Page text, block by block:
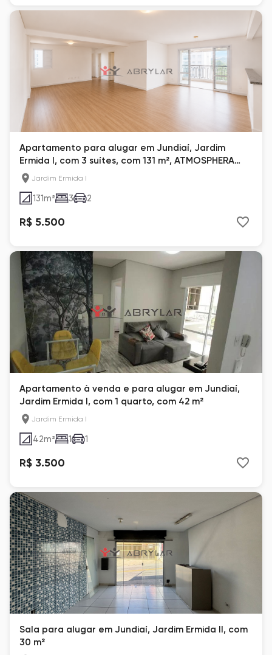
Apartamento para alugar em Jundiaí, Jardim
Ermida I, com 3 suítes, com 131 m², ATMOSPHERA
LIVING
Jardim Ermida I
131m² 3 2
R$ 5.500
Apartamento à venda e para alugar em Jundiaí,
Jardim Ermida I, com 1 quarto, com 42 m²
Jardim Ermida I
42m² 1 1
R$ 3.500
Sala para alugar em Jundiaí, Jardim Ermida II, com
30 m²